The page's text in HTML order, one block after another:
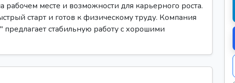
рабочем месте и возможности для карьерного роста.
старт и готов к физическому труду. Компания
стабильную работу с хорошими